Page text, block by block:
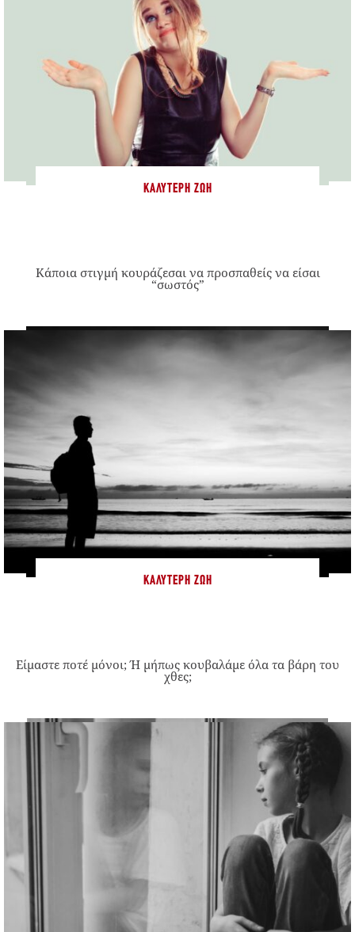
ΚΑΛΎΤΕΡΗ ΖΩΉ
Κάποια στιγμή κουράζεσαι να προσπαθείς να είσαι
“σωστός”
ΚΑΛΎΤΕΡΗ ΖΩΉ
Είμαστε ποτέ μόνοι; Ή μήπως κουβαλάμε όλα τα βάρη του
χθες;